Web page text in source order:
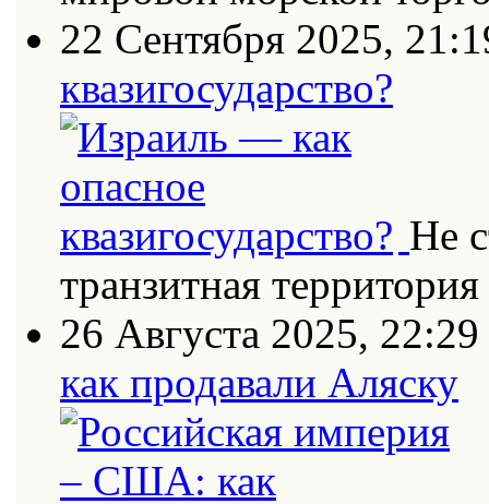
22 Сентября 2025,
квазигосударство?
Не
транзитная территория
26 Августа 2025, 22:29
как продавали Аляску